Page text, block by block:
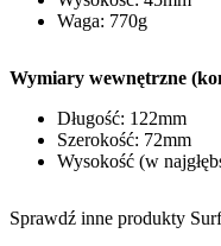
Waga: 770g
Wymiary wewnętrzne
Długość: 122mm
Szerokość: 72mm
Wysokość (w
Sprawdź inne produkty